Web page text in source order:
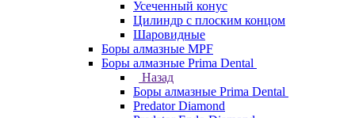
Усеченный конус
Цилиндр с плоским концом
Шаровидные
Боры алмазные MPF
Боры алмазные Prima Dental
Назад
Боры алмазные Prima Dental
Predator Diamond